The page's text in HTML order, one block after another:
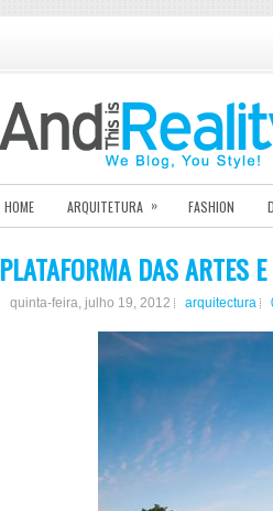
HOME ARQUITETURA » FASHION
PLATAFORMA DAS ARTES
quinta-feira, julho 19, 2012 arquitectura